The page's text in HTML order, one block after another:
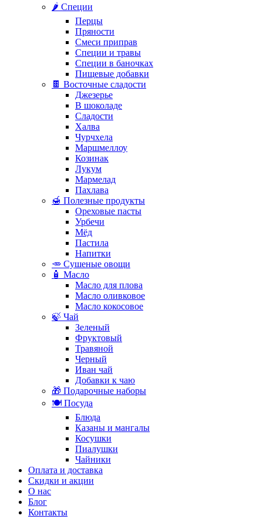
🌶️ Специи
Перцы
Пряности
Смеси приправ
Специи и травы
Специи в баночках
Пищевые добавки
🍫 Восточные сладости
Джезерье
В шоколаде
Сладости
Халва
Чурчхела
Маршмеллоу
Козинак
Лукум
Мармелад
Пахлава
🍯 Полезные продукты
Ореховые пасты
Урбечи
Мёд
Пастила
Напитки
🥕 Сушеные овощи
🧴 Масло
Масло для плова
Масло оливковое
Масло кокосовое
🍃 Чай
Зеленый
Фруктовый
Травяной
Черный
Иван чай
Добавки к чаю
🎁 Подарочные наборы
🍽️ Посуда
Блюда
Казаны и мангалы
Косушки
Пиалушки
Чайники
Оплата и доставка
Скидки и акции
О нас
Блог
Контакты